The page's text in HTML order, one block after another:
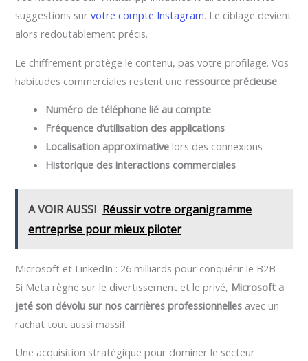
suggestions survotre compte Instagram. Le ciblage devient
alors redoutablement précis.
Le chiffrement protège le contenu, pas votre profilage. Vos
habitudes commerciales restent uneressource précieuse.
Numéro de téléphone lié au compte
Fréquence d’utilisation des applications
Localisation approximative lors des connexions
Historique des interactions commerciales
A VOIR AUSSI Réussir votre organigramme
entreprise pour mieux piloter
Microsoft et LinkedIn : 26 milliards pour conquérir le B2B
Si Meta règne sur le divertissement et le privé, Microsoft a
jeté son dévolu sur nos carrières professionnelles avec un
rachat tout aussi massif.
Une acquisition stratégique pour dominer le secteur